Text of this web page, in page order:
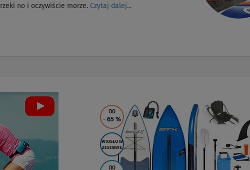
rzeki no i oczywiście morze. Czytaj dalej...
DO
- 65 %
WIOSŁO W
ZESTAWIE
DO